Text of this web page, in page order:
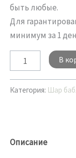
быть любые.
Для
минимум за 1
В
Категория: Шар
Описание